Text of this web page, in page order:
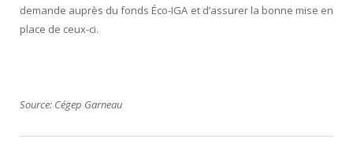
demande auprès du fonds Éco-IGA et d’assurer la bonne mise en
place de ceux-ci.
Source: Cégep Garneau